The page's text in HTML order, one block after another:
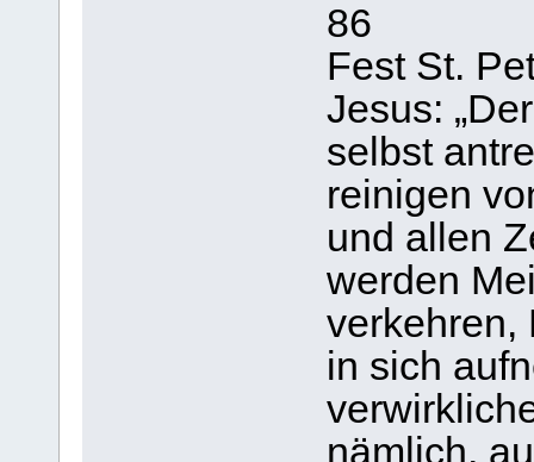
86
Fest St.
Jesus:
selbst
reinigen
und allen
werden
verkehren,
in sich
nämlich,